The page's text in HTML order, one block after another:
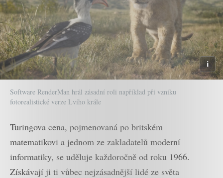
Software RenderMan hrál zásadní roli například při vzniku
fotorealistické verze Lvího krále
Turingova cena, pojmenovaná po britském
matematikovi a jednom ze zakladatelů moderní
informatiky, se uděluje každoročně od roku 1966.
Získávají ji ti vůbec nejzásadnější lidé ze světa